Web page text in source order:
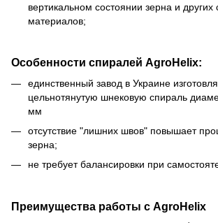
вертикальном состоянии зерна и других
материалов;
Особенности спиралей AgroHelix:
единственный завод в Украине
цельнотянутую шнековую спираль
мм
отсутствие "лишних швов" повышает
зерна;
не требует балансировки при
Преимущества работы с AgroHelix